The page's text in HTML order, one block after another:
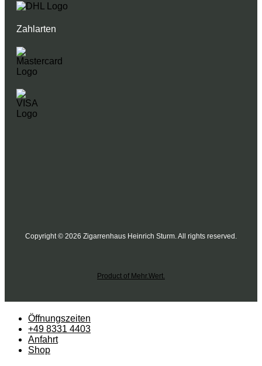
Zahlarten
Copyright © 2026 Zigarrenhaus Heinrich Sturm. All rights reserved.
Product of Mehr.Wert.
Öffnungszeiten
+49 8331 4403
Anfahrt
Shop